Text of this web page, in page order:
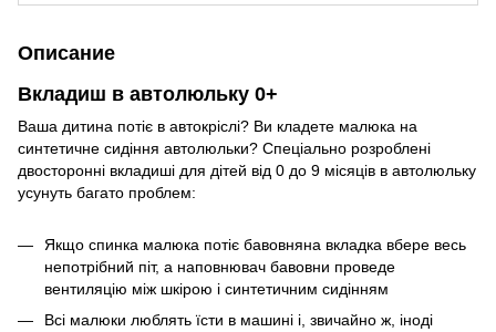
Описание
Вкладиш в автолюльку 0+
Ваша дитина потіє в автокріслі? Ви кладете малюка на
синтетичне сидіння автолюльки? Спеціально розроблені
двосторонні вкладиші для дітей від 0 до 9 місяців в автолюльку
усунуть багато проблем:
Якщо спинка малюка потіє бавовняна вкладка вбере весь
непотрібний піт, а наповнювач бавовни проведе
вентиляцію між шкірою і синтетичним сидінням
Всі малюки люблять їсти в машині і, звичайно ж, іноді